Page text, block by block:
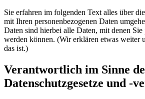
Sie erfahren im folgenden Text alles über
mit Ihren personenbezogenen Daten
Daten sind hierbei alle Daten, mit denen
werden können. (Wir erklären etwas weiter
das ist.)
Verantwortlich im Sinne
Datenschutzgesetze und -